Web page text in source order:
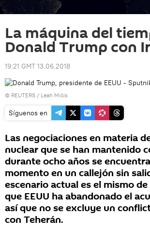
La máquina del
Donald Trump con
19:21 GMT 13.06.2018
© REUTERS / Leah Millis
Síguenos en
Las negociaciones en materia
nuclear que se han mantenido
durante ocho años se
momento en un callejón sin
escenario actual es el mismo
que EEUU ha abandonado el
así que no se excluye un
con Teherán.